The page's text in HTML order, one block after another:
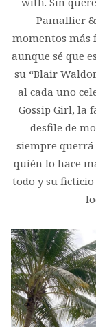
Pamallier
momentos más
aunque sé que
su “Blair
al cada uno
Gossip Girl, la
desfile de
siempre
quién lo hace
todo y su